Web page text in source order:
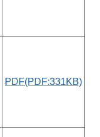
PDF(PDF:331KB)